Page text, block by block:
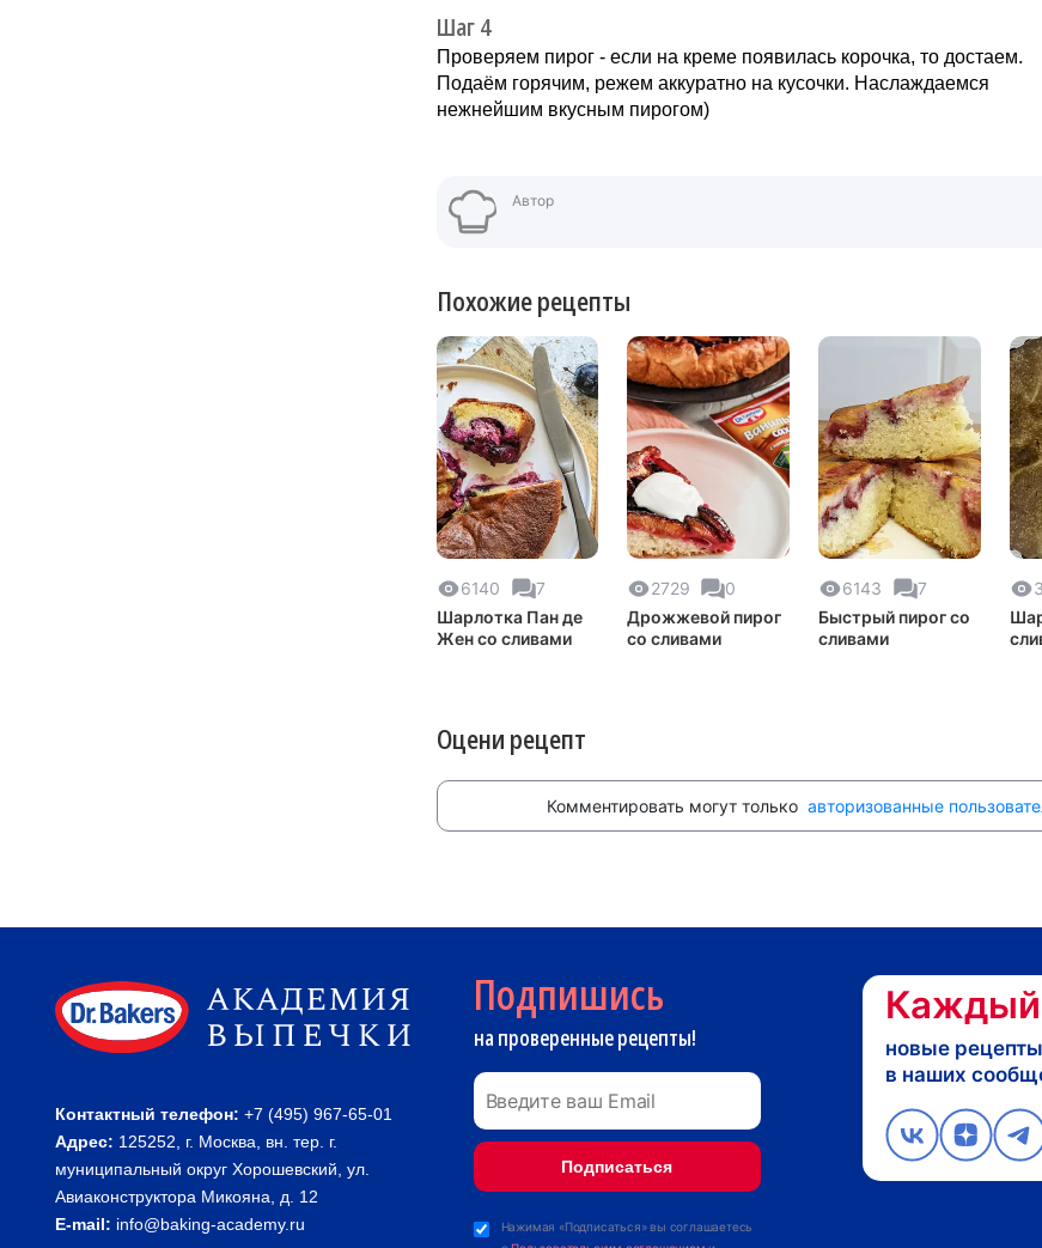
Шаг 4
Проверяем пирог - если на креме появилась корочка, то достаем.
Подаём горячим, режем аккуратно на кусочки. Наслаждаемся
нежнейшим вкусным пирогом)
Автор
Похожие рецепты
6140
7
Шарлотка Пан де
Жен со сливами
2729
0
Дрожжевой пирог
со сливами
6143
7
Быстрый пирог со
сливами
Оцени рецепт
Комментировать могут толькоавторизованные
Контактный телефон: +7 (495) 967-65-01
Адрес: 125252, г. Москва, вн. тер. г.
муниципальный округ Хорошевский, ул.
Авиаконструктора Микояна, д. 12
E-mail: info@baking-academy.ru
Подпишись
на проверенные рецепты!
Нажимая «Подписаться» вы соглашаетесь
Каждый
новые рецепты
в наших